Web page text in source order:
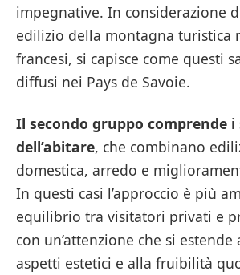
impegnative. In considerazione
edilizio della montagna turistica
francesi, si capisce come questi
diffusi nei Pays de Savoie.
Il secondo gruppo comprende i
dell’abitare, che combinano
domestica, arredo e
In questi casi l’approccio è più
equilibrio tra visitatori privati e
con un’attenzione che si estende
aspetti estetici e alla fruibilità